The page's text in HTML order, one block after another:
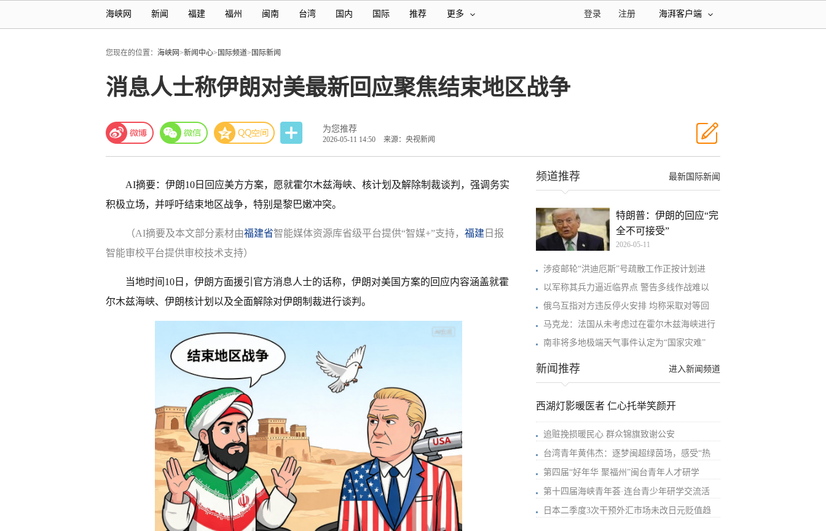
海峡网 新闻 福建 福州 闽南 台湾 国内 国际 推荐 更多 海湃客户端
注册
登录
您现在的位置： 海峡网>新闻中心> 国际频道> 国际新闻
消息人士称伊朗对美最新回应聚焦结束地区战争
为您推荐
2026-05-11 14:50 来源：央视新闻
AI摘要：伊朗10日回应美方方案，愿就霍尔木兹海峡、核计划及解除制裁谈判，强调务实
积极立场，并呼吁结束地区战争，特别是黎巴嫩冲突。
（AI摘要及本文部分素材由福建省智能媒体资源库省级平台提供“智媒+”支持， 福建 日报
智能审校平台提供审校技术支持）
当地时间10日，伊朗方面援引官方消息人士的话称，伊朗对美国方案的回应内容涵盖就霍
尔木兹海峡、伊朗核计划以及全面解除对伊朗制裁进行谈判。
最新国际新闻
频道推荐
特朗普：伊朗的回应“完
全不可接受”
2026-05-11
涉疫邮轮“洪迪厄斯”号疏散工作正按计划进
以军称其兵力逼近临界点 警告多线作战难以
俄乌互指对方违反停火安排 均称采取对等回
马克龙：法国从未考虑过在霍尔木兹海峡进行
南非将多地极端天气事件认定为“国家灾难”
进入新闻频道
新闻推荐
西湖灯影暖医者 仁心托举笑颜开
追赃挽损暖民心 群众锦旗致谢公安
台湾青年黄伟杰：逐梦闽超绿茵场，感受“热
第四届“好年华 聚福州”闽台青年人才研学
第十四届海峡青年荟·连台青少年研学交流活
日本二季度3次干预外汇市场未改日元贬值趋